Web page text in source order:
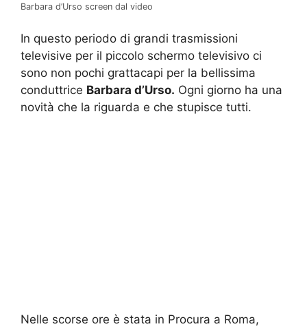
Barbara d’Urso screen dal video
In questo periodo di grandi trasmissioni
televisive per il piccolo schermo televisivo ci
sono non pochi grattacapi per la bellissima
conduttrice Barbara d’Urso. Ogni giorno ha una
novità che la riguarda e che stupisce tutti.
Nelle scorse ore è stata in Procura a Roma,